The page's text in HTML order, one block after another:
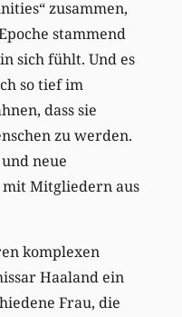
zusammen,
stammend
sich fühlt. Und es
so tief im
dass sie
zu werden.
neue
Mitgliedern aus
komplexen
Haaland ein
Frau, die